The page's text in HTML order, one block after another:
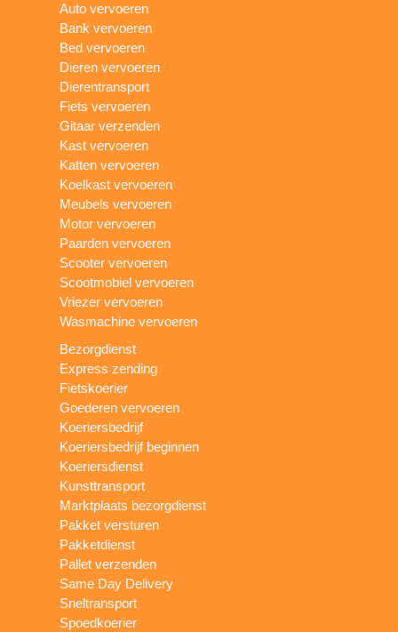
Auto vervoeren
Bank vervoeren
Bed vervoeren
Dieren vervoeren
Dierentransport
Fiets vervoeren
Gitaar verzenden
Kast vervoeren
Katten vervoeren
Koelkast vervoeren
Meubels vervoeren
Motor vervoeren
Paarden vervoeren
Scooter vervoeren
Scootmobiel vervoeren
Vriezer vervoeren
Wasmachine vervoeren
Bezorgdienst
Express zending
Fietskoerier
Goederen vervoeren
Koeriersbedrijf
Koeriersbedrijf beginnen
Koeriersdienst
Kunsttransport
Marktplaats bezorgdienst
Pakket versturen
Pakketdienst
Pallet verzenden
Same Day Delivery
Sneltransport
Spoedkoerier